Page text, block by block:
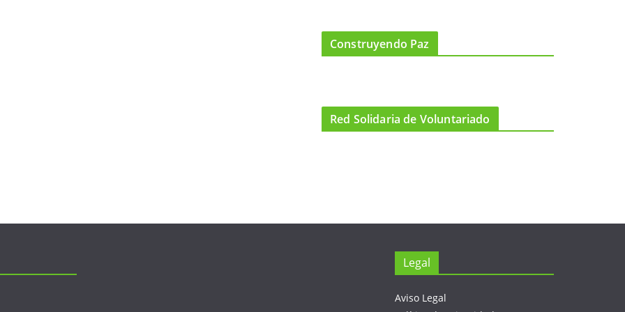
Construyendo Paz
Red Solidaria de Voluntariado
Legal
Aviso Legal